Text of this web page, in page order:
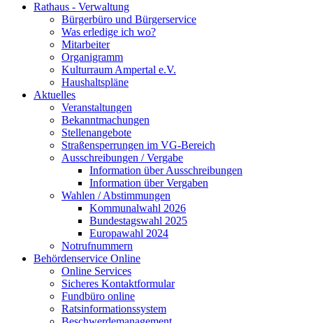
Rathaus - Verwaltung
Bürgerbüro und Bürgerservice
Was erledige ich wo?
Mitarbeiter
Organigramm
Kulturraum Ampertal e.V.
Haushaltspläne
Aktuelles
Veranstaltungen
Bekanntmachungen
Stellenangebote
Straßensperrungen im VG-Bereich
Ausschreibungen / Vergabe
Information über Ausschreibungen
Information über Vergaben
Wahlen / Abstimmungen
Kommunalwahl 2026
Bundestagswahl 2025
Europawahl 2024
Notrufnummern
Behördenservice Online
Online Services
Sicheres Kontaktformular
Fundbüro online
Ratsinformationssystem